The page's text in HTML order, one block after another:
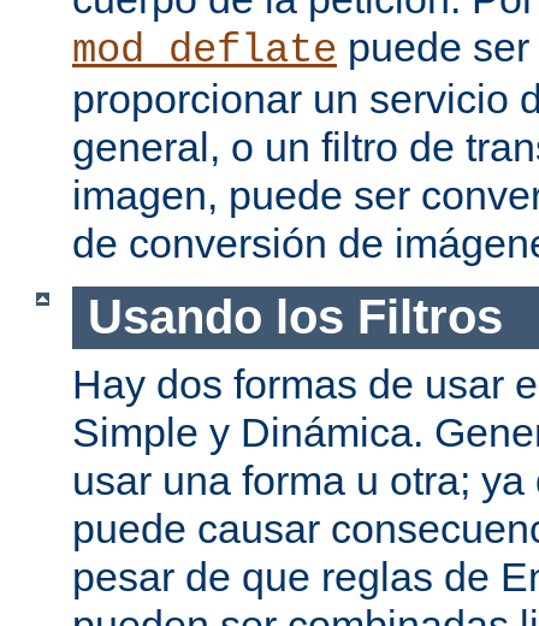
mod_deflate puede
proporcionar un servicio
general, o un filtro de
imagen, puede ser
de conversión de
Usando los Filtros
Hay dos formas de usar
Simple y Dinámica.
usar una forma u otra;
puede causar
pesar de que reglas de